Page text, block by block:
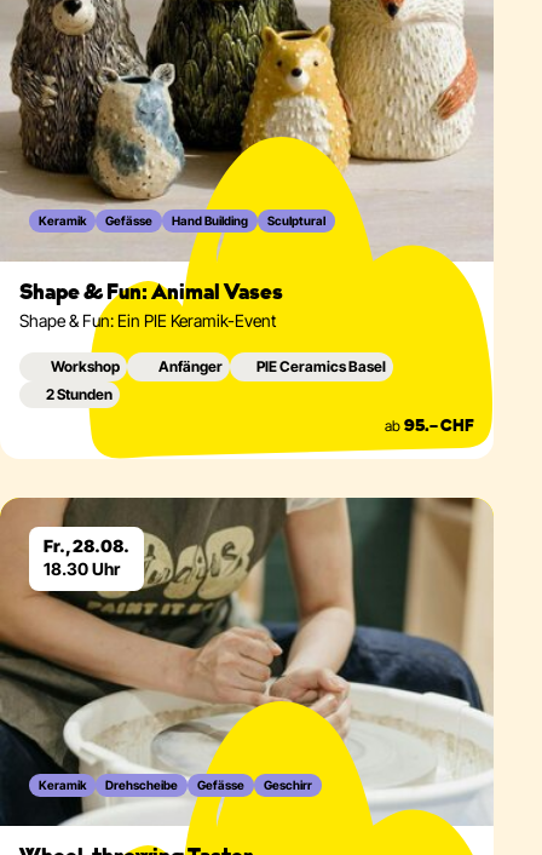
Keramik Gefässe Hand Building Sculptural
Shape & Fun: Animal Vases
Shape & Fun: Ein PIE Keramik-Event
Workshop Anfänger
PIE Ceramics Basel
2 Stunden
ab 95.– CHF
Fr., 28.08.
18.30 Uhr
Keramik Drehscheibe Gefässe Geschirr
Eventdetails